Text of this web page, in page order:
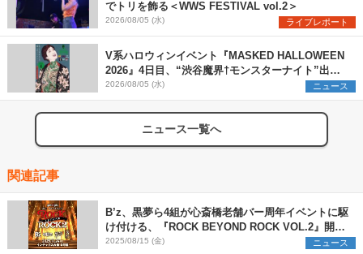
でトリを飾る＜WWS FESTIVAL vol.2＞
2026/08/05 (水) ライブレポート
V系ハロウィンイベント『MASKED HALLOWEEN
2026』4日目、“渋谷魔界†モンスターナイト”出演6
組を発表
2026/08/05 (水) ニュース
ニュース一覧へ
関連記事
B’z、黒夢ら4組が心斎橋老舗バー周年イベントに駆
け付ける、『ROCK BEYOND ROCK VOL.2』開催
決定
2025/08/15 (金) ニュース